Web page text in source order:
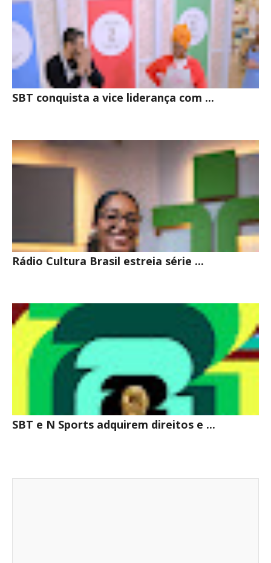
SBT conquista a vice liderança com ...
Rádio Cultura Brasil estreia série ...
SBT e N Sports adquirem direitos e ...